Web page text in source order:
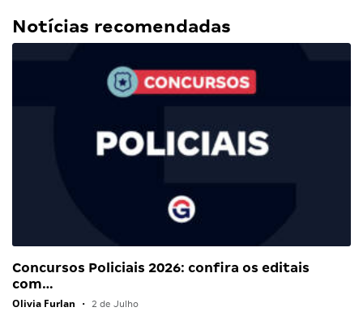
Notícias recomendadas
Concursos Policiais 2026: confira os editais
com…
Olivia Furlan • 2 de Julho